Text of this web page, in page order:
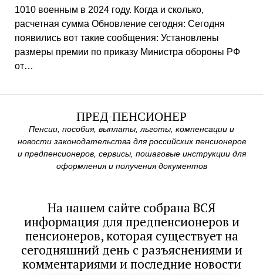
1010 военным в 2024 году. Когда и сколько,
расчетная сумма Обновление сегодня: Сегодня
появились вот такие сообщения: Установлены
размеры премии по приказу Министра обороны РФ
от…
ПРЕД-ПЕНСИОНЕР
Пенсии, пособия, выплаты, льготы, компенсации и
новости законодательства для российских пенсионеров
и предпенсионеров, сервисы, пошаговые инструкции для
оформления и получения документов
На нашем сайте собрана ВСЯ
информация для предпенсионеров и
пенсионеров, которая существует на
сегодняшний день с разъяснениями и
комментариями и последние новости